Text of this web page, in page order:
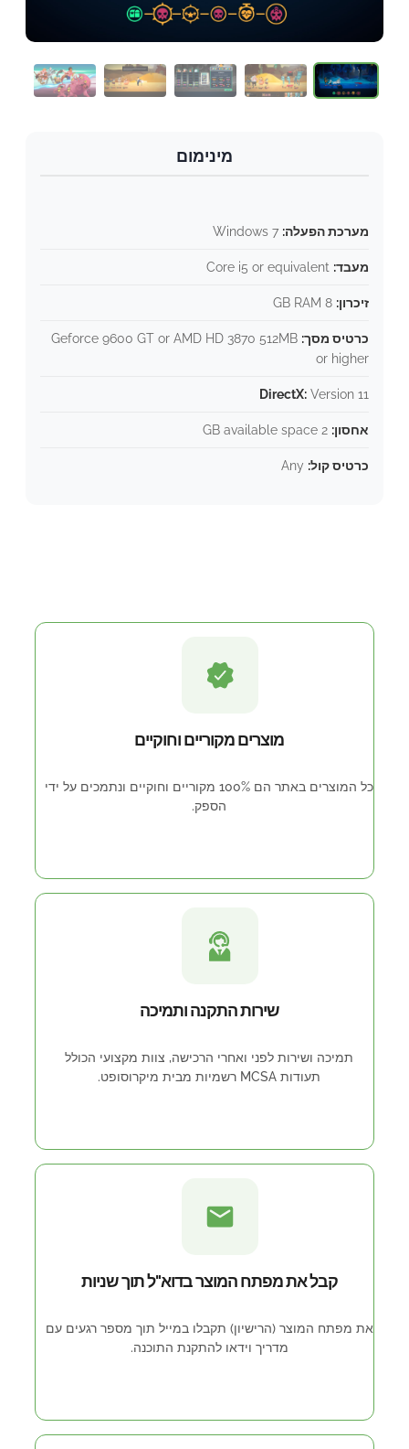
מינימום
מערכת הפעלה:
מעבד:
זיכרון:
כרטיס מסך: Geforce 9600 GT or AMD HD 3870 512MB
or higher
DirectX: Version 11
אחסון:
כרטיס קול:
מוצרים מקוריים וחוקיים
כל המוצרים באתר הם 100% מקוריים וחוקיים ונתמכים על ידי
הספק.
שירות התקנה ותמיכה
תמיכה ושירות לפני ואחרי הרכישה, צוות מקצועי הכולל
תעודות MCSA רשמיות מבית מיקרוסופט.
קבל את מפתח המוצר בדוא"ל תוך שניות
את מפתח המוצר (הרישיון) תקבלו במייל תוך מספר רגעים עם
מדריך וידאו להתקנת התוכנה.